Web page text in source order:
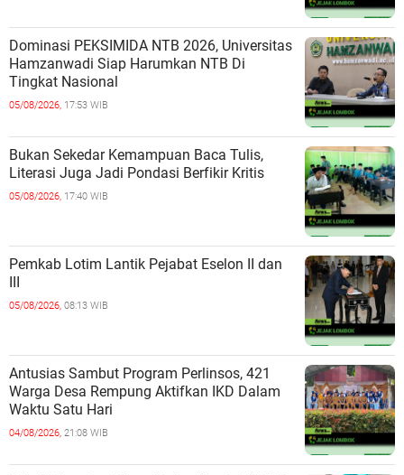
Dominasi PEKSIMIDA NTB 2026, Universitas
Hamzanwadi Siap Harumkan NTB Di
Tingkat Nasional
05/08/2026, 17:53 WIB
Bukan Sekedar Kemampuan Baca Tulis,
Literasi Juga Jadi Pondasi Berfikir Kritis
05/08/2026, 17:40 WIB
Pemkab Lotim Lantik Pejabat Eselon II dan
III
05/08/2026, 08:13 WIB
Antusias Sambut Program Perlinsos, 421
Warga Desa Rempung Aktifkan IKD Dalam
Waktu Satu Hari
04/08/2026, 21:08 WIB